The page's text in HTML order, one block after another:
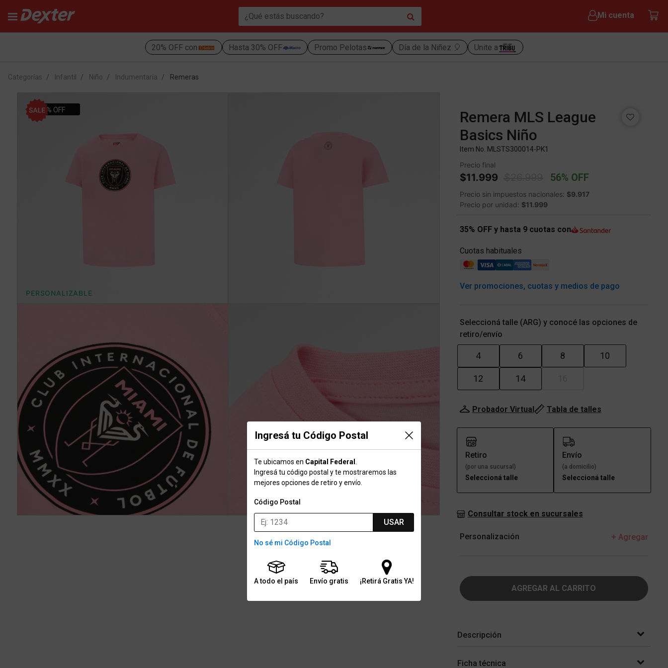
Mi cuenta
20% OFF con Hasta 30% OFF Promo Pelotas Día de la Niñez 🎈 Unite a
Ingresá tu Código Postal
Te ubicamos en Capital Federal
Ingresá tu código postal y te mostraremos las
mejores opciones de retiro y envío.
Código Postal
USAR
No sé mi Código Postal
A todo el país Envío gratis ¡Retirá Gratis YA!
Categorías Infantil Niño Indumentaria Remeras
55% OFF
PERSONALIZABLE
Remera MLS League
Basics Niño
Item No. MLSTS300014-PK1
Precio final
$11.999 Price reduced from
$26.999 56% OFF
Precio sin impuestos nacionales: $9.917
Precio por unidad: $11.999
35% OFF y hasta 9 cuotas con
Cuotas habituales
Ver promociones, cuotas y medios de pago
Seleccioná talle (ARG) y conocé las opciones de
retiro/envío
4 6 8 10
12 14
Probador Virtual Tabla de talles
Retiro
(por una sucursal)
Seleccioná talle
Envío
(a domicilio)
Seleccioná talle
Consultar stock en sucursales
Personalización + Agregar
AGREGAR AL CARRITO
Descripción
Ficha técnica